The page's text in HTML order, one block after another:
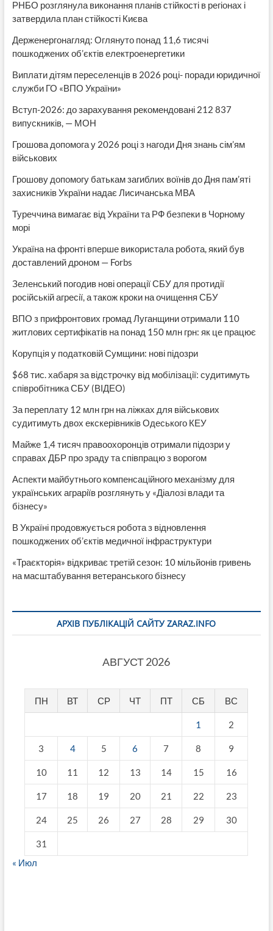
РНБО розглянула виконання планів стійкості в регіонах і
затвердила план стійкості Києва
Держенергонагляд: Оглянуто понад 11,6 тисячі
пошкоджених об’єктів електроенергетики
Виплати дітям переселенців в 2026 році- поради юридичної
служби ГО «ВПО України»
Вступ-2026: до зарахування рекомендовані 212 837
випускників, — МОН
Грошова допомога у 2026 році з нагоди Дня знань сім’ям
військових
Грошову допомогу батькам загиблих воїнів до Дня пам’яті
захисників України надає Лисичанська МВА
Туреччина вимагає від України та РФ безпеки в Чорному
морі
Україна на фронті вперше використала робота, який був
доставлений дроном — Forbs
Зеленський погодив нові операції СБУ для протидії
російській агресії, а також кроки на очищення СБУ
ВПО з прифронтових громад Луганщини отримали 110
житлових сертифікатів на понад 150 млн грн: як це працює
Корупція у податковій Сумщини: нові підозри
$68 тис. хабаря за відстрочку від мобілізації: судитимуть
співробітника СБУ (ВІДЕО)
За переплату 12 млн грн на ліжках для військових
судитимуть двох екскерівників Одеського КЕУ
Майже 1,4 тисяч правоохоронців отримали підозри у
справах ДБР про зраду та співпрацю з ворогом
Аспекти майбутнього компенсаційного механізму для
українських аграріїв розглянуть у «Діалозі влади та
бізнесу»
В Україні продовжується робота з відновлення
пошкоджених об’єктів медичної інфраструктури
«Траєкторія» відкриває третій сезон: 10 мільйонів гривень
на масштабування ветеранського бізнесу
АРХІВ ПУБЛІКАЦІЙ САЙТУ ZARAZ.INFO
АВГУСТ 2026
ПН ВТ СР ЧТ ПТ СБ ВС
1 2
3 4 5 6 7 8 9
10 11 12 13 14 15 16
17 18 19 20 21 22 23
24 25 26 27 28 29 30
31
« Июл